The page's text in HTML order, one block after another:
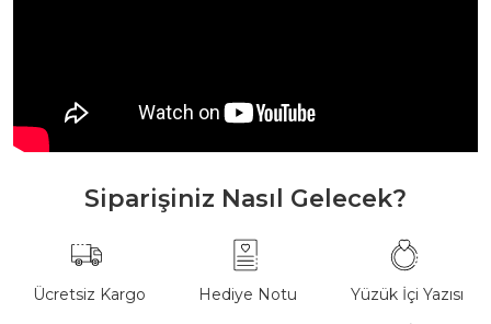
Siparişiniz Nasıl Gelecek?
Ücretsiz Kargo Hediye Notu Yüzük İçi Yazısı